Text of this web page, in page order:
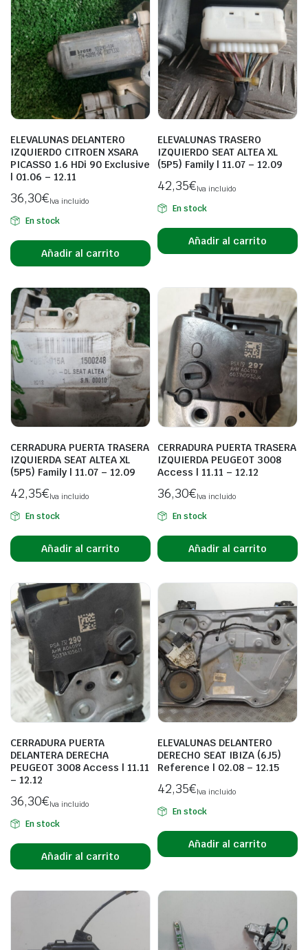
ELEVALUNAS DELANTERO
IZQUIERDO CITROEN XSARA
PICASSO 1.6 HDi 90 Exclusive
| 01.06 – 12.11
36,30€Iva incluido
En stock
Añadir al carrito
ELEVALUNAS TRASERO
IZQUIERDO SEAT ALTEA XL
(5P5) Family | 11.07 – 12.09
42,35€Iva incluido
En stock
Añadir al carrito
CERRADURA PUERTA TRASERA
IZQUIERDA SEAT ALTEA XL
(5P5) Family | 11.07 – 12.09
42,35€Iva incluido
En stock
Añadir al carrito
CERRADURA PUERTA TRASERA
IZQUIERDA PEUGEOT 3008
Access | 11.11 – 12.12
36,30€Iva incluido
En stock
Añadir al carrito
CERRADURA PUERTA
DELANTERA DERECHA
PEUGEOT 3008 Access | 11.11
– 12.12
36,30€Iva incluido
En stock
Añadir al carrito
ELEVALUNAS DELANTERO
DERECHO SEAT IBIZA (6J5)
Reference | 02.08 – 12.15
42,35€Iva incluido
En stock
Añadir al carrito